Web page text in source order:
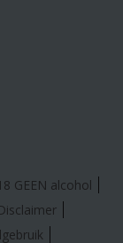
GEEN alcohol